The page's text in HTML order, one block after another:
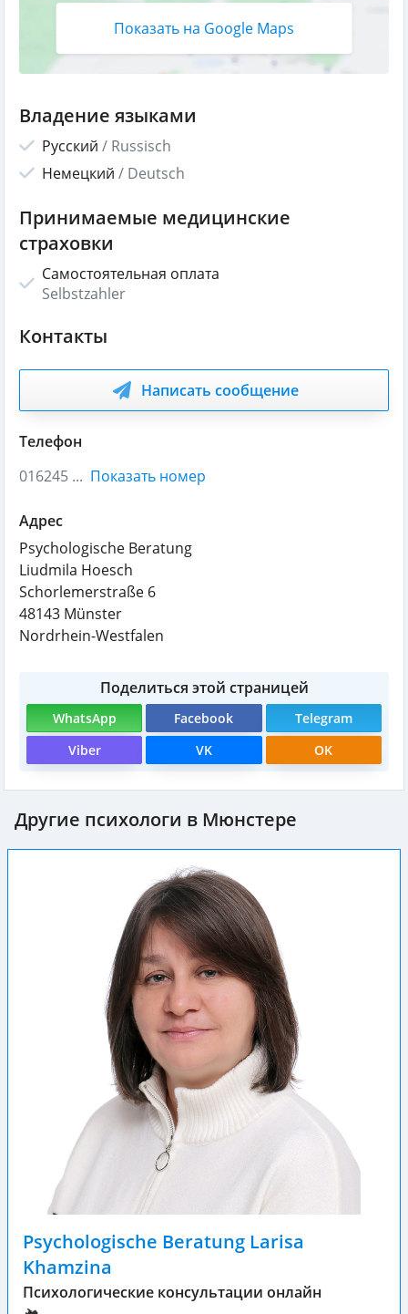
Показать на Google Maps
Владение языками
Русский / Russisch
Немецкий / Deutsch
Принимаемые медицинские
страховки
Самостоятельная оплата
Selbstzahler
Контакты
Написать сообщение
Телефон
016245 ... Показать номер
Адрес
Psychologische Beratung
Liudmila Hoesch
Schorlemerstraße 6
48143 Münster
Nordrhein-Westfalen
Поделиться этой страницей
WhatsApp Facebook
Telegram
Viber
VK OK
Другие психологи в Мюнстере
Psychologische Beratung Larisa
Khamzina
Психологические консультации онлайн